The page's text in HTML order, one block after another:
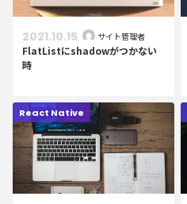
FlatListにshadowがつかない
時
2021.10.15 サイト管理者
React Native